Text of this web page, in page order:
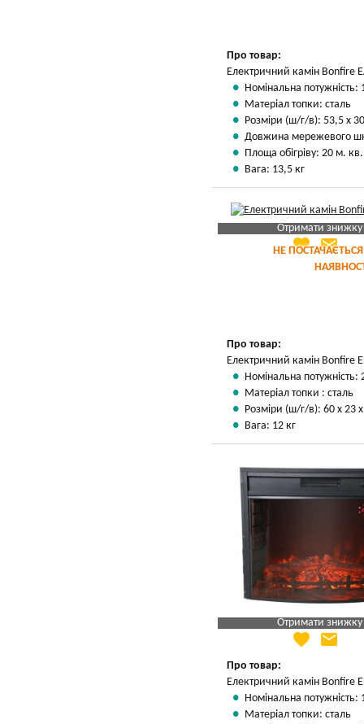
Про товар:
Електричний камін Bonfire
Номінальна потужність:
Матеріал топки: сталь
Розміри (ш/г/в): 53,5 х
Довжина мережевого
Площа обігріву: 20 м. кв.
Вага: 13,5 кг
НЕ
Отримати знижку
Яка Ваша ціна ?
Вказати мою ціну
favorite email
Про товар:
Електричний камін Bonfire
Номінальна потужність:
Матеріал топки : сталь
Розміри (ш/г/в): 60 х 23
Вага: 12 кг
Отримати знижку
Яка Ваша ціна
Вказати мою ціну
favorite email
Про товар:
Електричний камін Bonfire
Номінальна потужність:
Матеріал топки: сталь